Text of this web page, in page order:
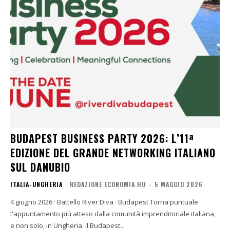
BUDAPEST BUSINESS PARTY 2026: L’11ª
EDIZIONE DEL GRANDE NETWORKING ITALIANO
SUL DANUBIO
ITALIA-UNGHERIA REDAZIONE ECONOMIA.HU - 5 MAGGIO 2026
4 giugno 2026 · Battello River Diva · Budapest Torna puntuale
l'appuntamento più atteso dalla comunità imprenditoriale italiana,
e non solo, in Ungheria. Il Budapest...